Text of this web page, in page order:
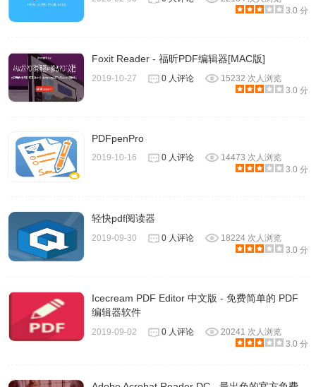
3.0 分
Foxit Reader - 福昕PDF编辑器[MAC版]
2019-10-27 0 人评论
15232 次人浏览
3.0 分
PDFpenPro
2019-10-16 0 人评论
14473 次人浏览
3.0 分
轻快pdf阅读器
2019-09-30 0 人评论
18224 次人浏览
3.0 分
Icecream PDF Editor 中文版 - 免费简单的 PDF
编辑器软件
2019-09-02 0 人评论
20241 次人浏览
3.0 分